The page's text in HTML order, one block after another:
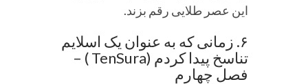
این عصر طلایی رقم بزند.
۶. زمانی که به عنوان یک اسلایم
تناسخ پیدا کردم (TenSura ) –
فصل چهارم